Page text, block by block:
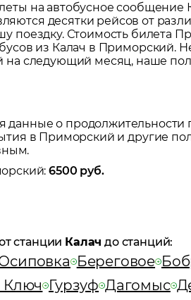
на автобусное сообщение
десятки рейсов от
поездку. Стоимость билета
из Калач в Приморский.
на следующий месяц, наше
о продолжительности
в Приморский и другие
: 6500 руб.
станции Калач до станций:
Береговое
Ключ Гурзуф Дагомыс